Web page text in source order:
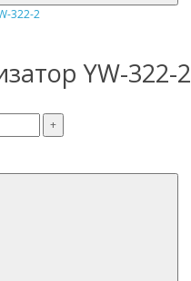
YW-322-2
+